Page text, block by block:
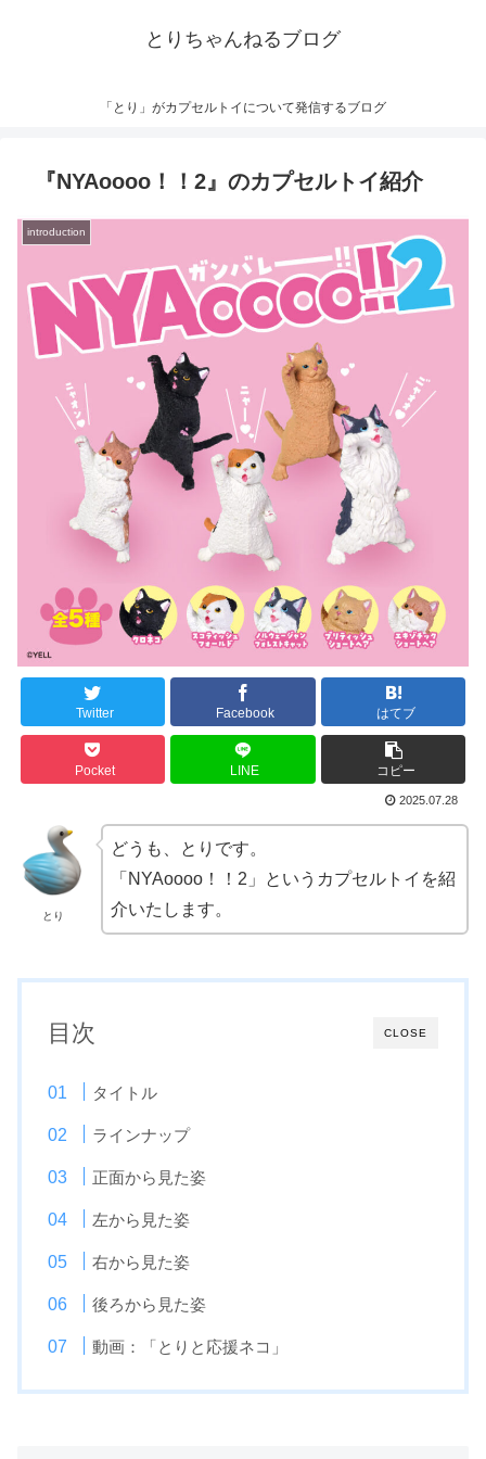
とりちゃんねるブログ
「とり」がカプセルトイについて発信するブログ
『NYAoooo！！2』のカプセルトイ紹介
introduction
Twitter Facebook はてブ
Pocket LINE コピー
2025.07.28
とり
どうも、とりです。
「NYAoooo！！2」というカプセルトイを紹
介いたします。
CLOSE
目次
タイトル
ラインナップ
正面から見た姿
左から見た姿
右から見た姿
後ろから見た姿
動画：「とりと応援ネコ」